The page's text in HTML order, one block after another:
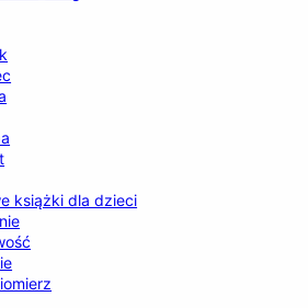
książki dla dzieci